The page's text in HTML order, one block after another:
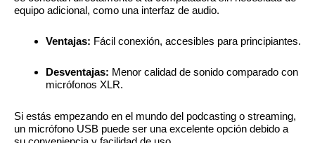
equipo adicional, como una interfaz de audio.
Ventajas: Fácil conexión, accesibles para principiantes.
Desventajas: Menor calidad de sonido comparado con
micrófonos XLR.
Si estás empezando en el mundo del podcasting o streaming,
un micrófono USB puede ser una excelente opción debido a